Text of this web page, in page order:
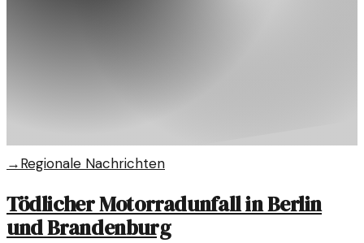
→Regionale Nachrichten
Tödlicher Motorradunfall in Berlin
und Brandenburg